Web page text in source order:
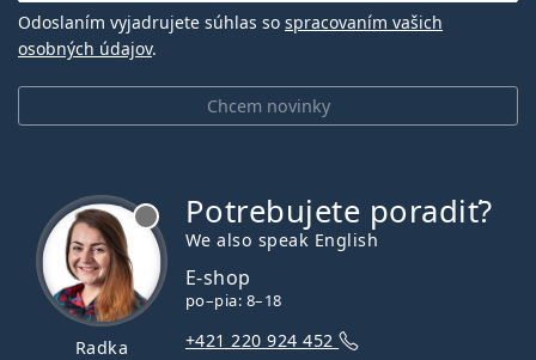
Chcem novinky
Odoslaním vyjadrujete súhlas so spracovaním vašich
osobných údajov.
Radka
Potrebujete poradiť?
We also speak English
E-shop
po–pia: 8–18
+421 220 924 452